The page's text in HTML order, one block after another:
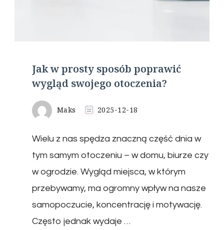
Jak w prosty sposób poprawić
wygląd swojego otoczenia?
Maks 2025-12-18
Wielu z nas spędza znaczną część dnia w
tym samym otoczeniu – w domu, biurze czy
w ogrodzie. Wygląd miejsca, w którym
przebywamy, ma ogromny wpływ na nasze
samopoczucie, koncentrację i motywację.
Często jednak wydaje …